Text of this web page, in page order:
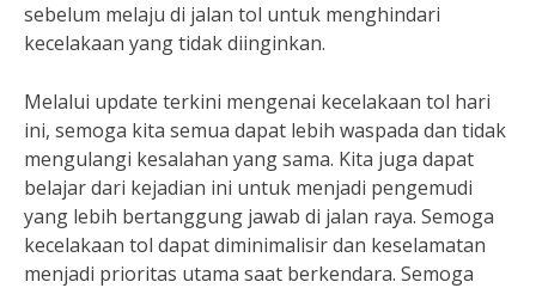
sebelum melaju di jalan tol untuk menghindari
kecelakaan yang tidak diinginkan.
Melalui update terkini mengenai kecelakaan tol hari
ini, semoga kita semua dapat lebih waspada dan tidak
mengulangi kesalahan yang sama. Kita juga dapat
belajar dari kejadian ini untuk menjadi pengemudi
yang lebih bertanggung jawab di jalan raya. Semoga
kecelakaan tol dapat diminimalisir dan keselamatan
menjadi prioritas utama saat berkendara. Semoga